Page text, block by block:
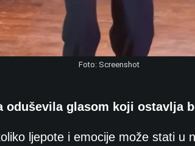
Foto: Screenshot
oduševila glasom koji ostavlja
ljepote i emocije može stati u